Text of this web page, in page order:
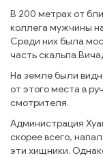
В 200 метрах от
коллега мужчины
Среди них была
часть скальпа
На земле были
от этого места в
смотрителя.
Администрация
скорее всего,
эти хищники.